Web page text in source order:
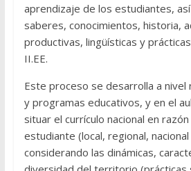
aprendizaje de los estudiantes,
saberes, conocimientos, historia,
productivas, lingüísticas y
II.EE.
Este proceso se desarrolla a nivel
y programas educativos, y en el
situar el currículo nacional en
estudiante (local, regional,
considerando las dinámicas,